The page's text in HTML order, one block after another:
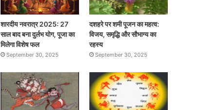
शारदीय नवरात्र 2025: 27
साल बाद बना दुर्लभ योग, पूजा का
मिलेगा विशेष फल
September 30, 2025
दशहरे पर शमी पूजन का महत्व:
विजय, समृद्धि और सौभाग्य का
रहस्य
September 30, 2025